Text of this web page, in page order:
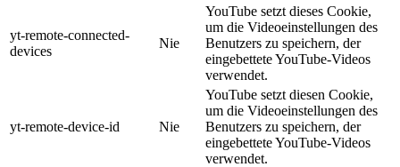
yt-remote-connected-
devices
Nie
YouTube setzt dieses Cookie,
um die Videoeinstellungen des
Benutzers zu speichern, der
eingebettete YouTube-Videos
verwendet.
yt-remote-device-id Nie
YouTube setzt diesen Cookie,
um die Videoeinstellungen des
Benutzers zu speichern, der
eingebettete YouTube-Videos
verwendet.